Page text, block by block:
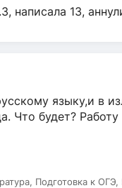
написала 13,
языку,и в
Что будет?
Подготовка к ОГЭ,